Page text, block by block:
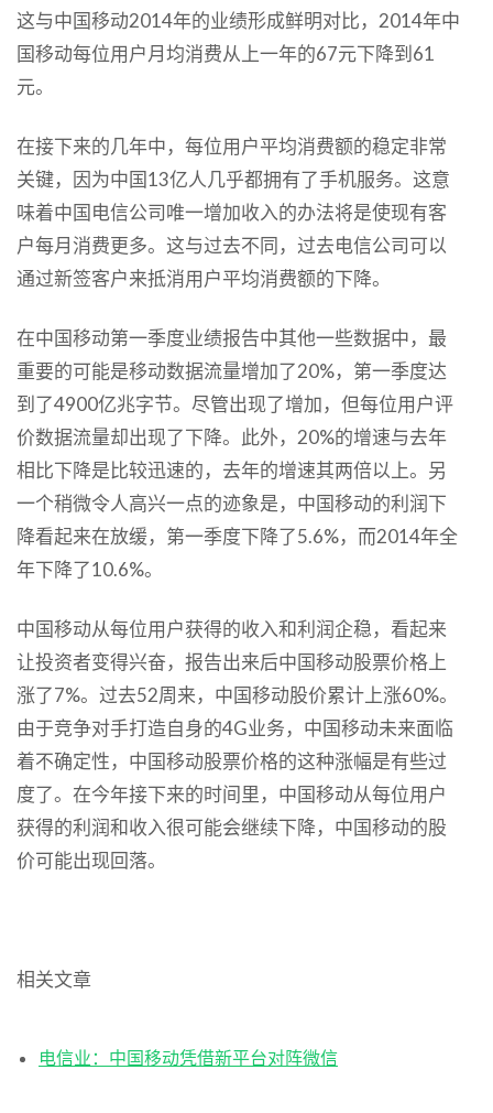
这与中国移动2014年的业绩形成鲜明对比，2014年中
国移动每位用户月均消费从上一年的67元下降到61
元。
在接下来的几年中，每位用户平均消费额的稳定非常
关键，因为中国13亿人几乎都拥有了手机服务。这意
味着中国电信公司唯一增加收入的办法将是使现有客
户每月消费更多。这与过去不同，过去电信公司可以
通过新签客户来抵消用户平均消费额的下降。
在中国移动第一季度业绩报告中其他一些数据中，最
重要的可能是移动数据流量增加了20%，第一季度达
到了4900亿兆字节。尽管出现了增加，但每位用户评
价数据流量却出现了下降。此外，20%的增速与去年
相比下降是比较迅速的，去年的增速其两倍以上。另
一个稍微令人高兴一点的迹象是，中国移动的利润下
降看起来在放缓，第一季度下降了5.6%，而2014年全
年下降了10.6%。
中国移动从每位用户获得的收入和利润企稳，看起来
让投资者变得兴奋，报告出来后中国移动股票价格上
涨了7%。过去52周来，中国移动股价累计上涨60%。
由于竞争对手打造自身的4G业务，中国移动未来面临
着不确定性，中国移动股票价格的这种涨幅是有些过
度了。在今年接下来的时间里，中国移动从每位用户
获得的利润和收入很可能会继续下降，中国移动的股
价可能出现回落。
相关文章
电信业：中国移动凭借新平台对阵微信